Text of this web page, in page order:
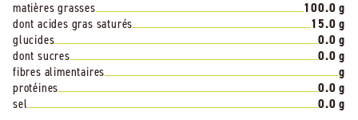
matières grasses
100.0 g
dont acides gras saturés
15.0 g
glucides
0.0 g
dont sucres
0.0 g
fibres alimentaires
g
protéines
0.0 g
sel
0.0 g